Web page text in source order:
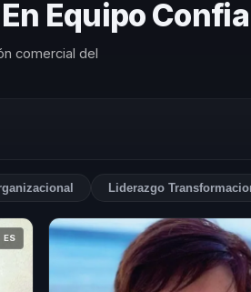
Equipo
comercial del
Liderazgo
ES